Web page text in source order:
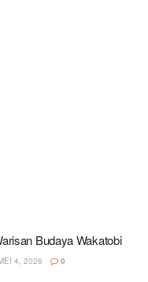
Budaya Wakatobi
4, 2026 0